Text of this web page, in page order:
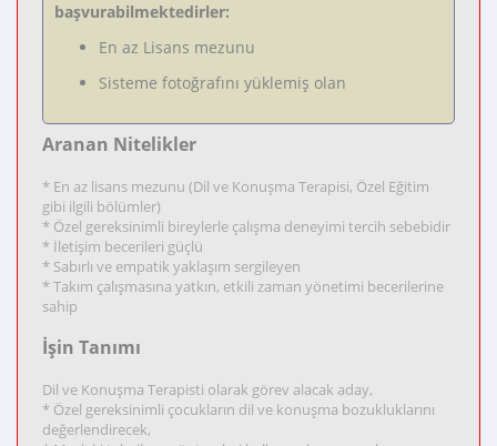
başvurabilmektedirler:
En az Lisans mezunu
Sisteme fotoğrafını yüklemiş olan
Aranan Nitelikler
* En az lisans mezunu (Dil ve Konuşma Terapisi, Özel Eğitim
gibi ilgili bölümler)
* Özel gereksinimli bireylerle çalışma deneyimi tercih sebebidir
* İletişim becerileri güçlü
* Sabırlı ve empatik yaklaşım sergileyen
* Takım çalışmasına yatkın, etkili zaman yönetimi becerilerine
sahip
İşin Tanımı
Dil ve Konuşma Terapisti olarak görev alacak aday,
* Özel gereksinimli çocukların dil ve konuşma bozukluklarını
değerlendirecek,